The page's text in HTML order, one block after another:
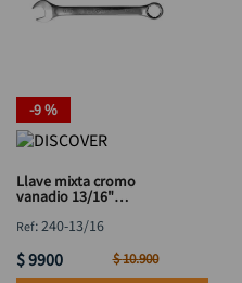
-9 %
Llave mixta cromo
vanadio 13/16"
:240-13/16
$9900 $10.900